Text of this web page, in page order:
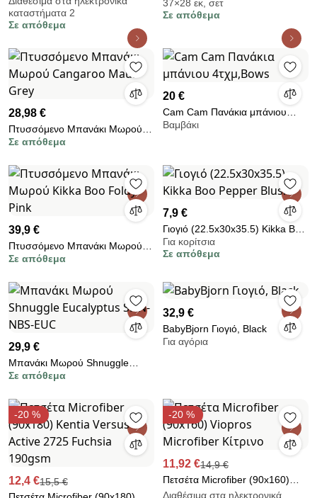
καταστήματα 2
Σε απόθεμα
(75x100) + Λούτρινο Nef-Nef
Homeware Teddy L.Blue
37×28 εκ, σετ
Σε απόθεμα
28,98 €
Πτυσσόμενο Μπανάκι Μωρού
Cangaroo Maui Grey
Σε απόθεμα
20 €
Cam Cam Πανάκια μπάνιου
4τχμ,Bows
Βαμβάκι
39,9 €
Πτυσσόμενο Μπανάκι Μωρού
Kikka Boo Foldy Pink
Σε απόθεμα
7,9 €
Γιογιό (22.5x30x35.5) Kikka Boo
Pepper Blush
Για κορίτσια
Σε απόθεμα
29,9 €
Μπανάκι Μωρού Shnuggle
Eucalyptus SHN-NBS-EUC
Σε απόθεμα
32,9 €
BabyBjorn Γιογιό, Black
Για αγόρια
-20 %
12,4 €15,5 €
-20 %
11,92 €14,9 €
Πετσέτα Microfiber (90x160)
Viopros Microfiber Κίτρινο
Διαθέσιμα στα ηλεκτρονικά